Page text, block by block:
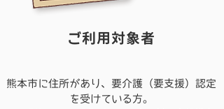
ご利用対象者
熊本市に住所があり、要介護（要支援）認定
を受けている方。